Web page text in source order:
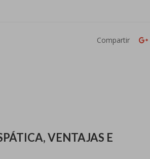
Compartir
VENTAJAS E